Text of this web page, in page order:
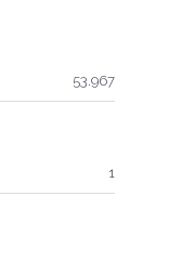
53.967
1